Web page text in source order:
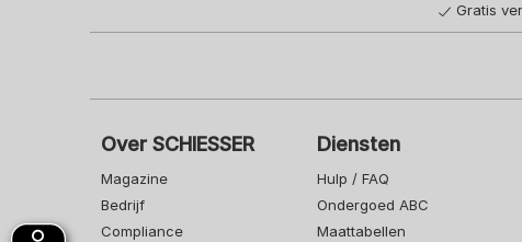
Gratis
Over SCHIESSER
Magazine
Bedrijf
Compliance
Diensten
Hulp / FAQ
Ondergoed ABC
Maattabellen